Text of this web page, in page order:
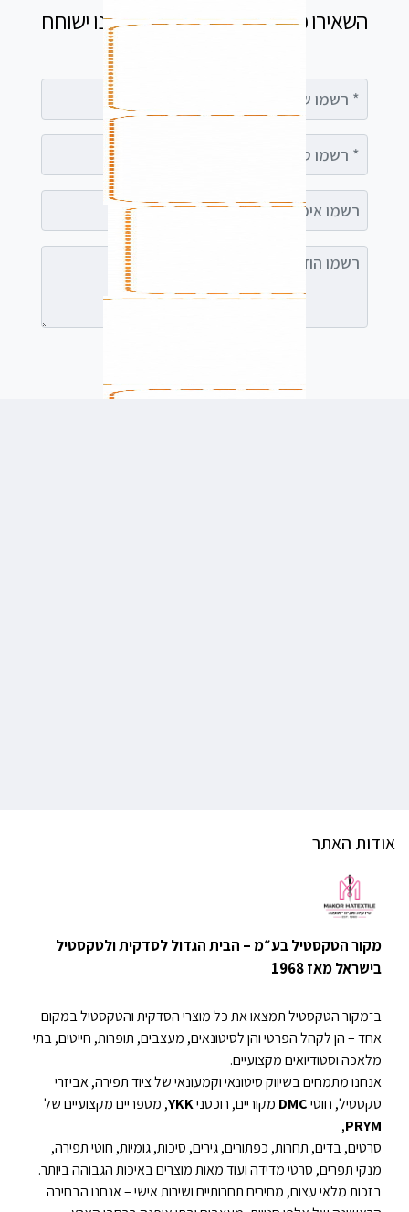
השאירו פרטים בטופס ומיד נציג שלנו ישוחח
רשמו שם מלא
רשמו טלפון
רשמו אימייל (אופציונלי)
רשמו הודעה (אופציונלי)
אודות האתר
מקור הטקסטיל בע״מ – הבית הגדול לסדקית ולטקסטיל
בישראל מאז 1968
ב־מקור הטקסטיל תמצאו את כל מוצרי הסדקית והטקסטיל במקום
אחד – הן לקהל הפרטי והן לסיטונאים, מעצבים, תופרות, חייטים, בתי
מלאכה וסטודיואים מקצועיים.
אנחנו מתמחים בשיווק סיטונאי וקמעונאי של ציוד תפירה, אביזרי
טקסטיל, חוטיDMC מקוריים, רוכסניYKK, מספריים מקצועיים של
PRYM
,
סרטים, בדים, תחרות, כפתורים, גירים, סיכות, גומיות, חוטי תפירה,
מנקי תפרים, סרטי מדידה ועוד מאות מוצרים באיכות הגבוהה ביותר.
בזכות מלאי עצום, מחירים תחרותיים ושירות אישי – אנחנו הבחירה